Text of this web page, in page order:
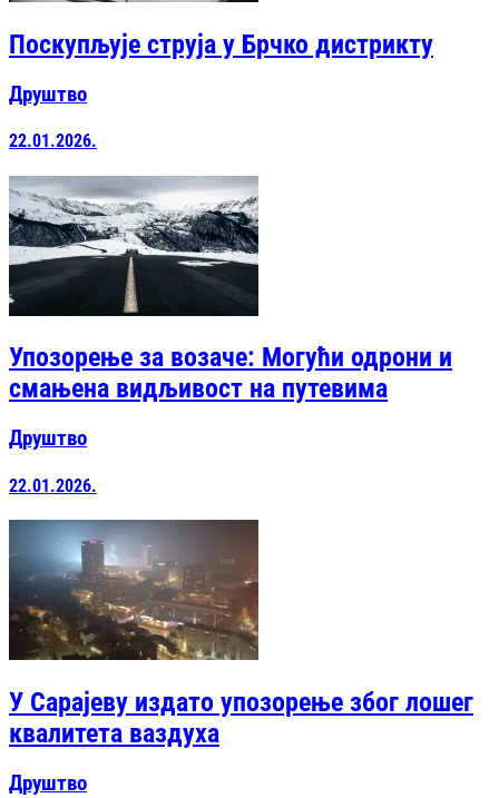
Поскупљује струјa у Брчко дистрикту
Друштво
22.01.2026.
Упозорење за возаче: Могући одрони и
смањена видљивост на путевима
Друштво
22.01.2026.
У Сарајеву издато упозорење због лошег
квалитета ваздуха
Друштво